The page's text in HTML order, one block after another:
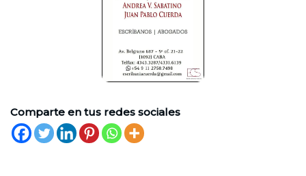
Comparte en tus redes sociales